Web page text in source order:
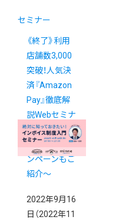
セミナー
《終了》利用
店舗数3,000
突破！人気決
済『Amazon
Pay』徹底解
説Webセミナ
ー ～実施中
のお得なキャ
ンペーンもご
紹介～
2022年9月16
日 （2022年11